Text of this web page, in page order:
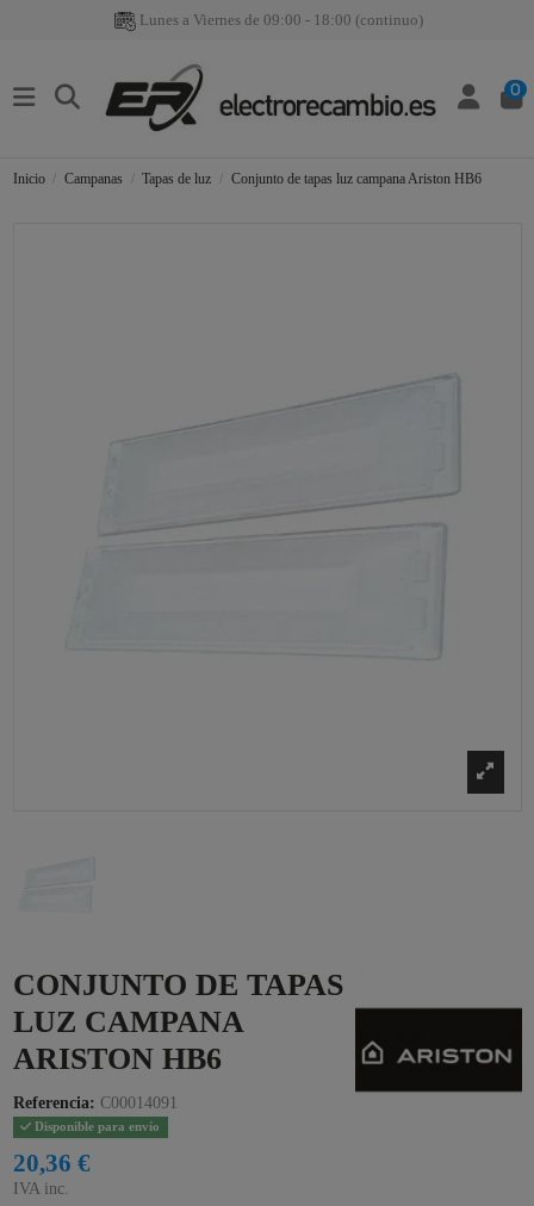
Lunes a Viernes de 09:00 - 18:00 (continuo)
0
Inicio Campanas Tapas de luz Conjunto de tapas luz campana Ariston HB6
CONJUNTO DE TAPAS
LUZ CAMPANA
ARISTON HB6
Referencia: C00014091
Disponible para envío
20,36 €
IVA inc.